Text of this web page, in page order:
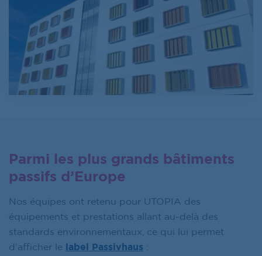
Parmi les plus grands bâtiments
passifs d’Europe
Nos équipes ont retenu pour UTOPIA des
équipements et prestations allant au-delà des
standards environnementaux, ce qui lui permet
d’afficher le
label Passivhaus :